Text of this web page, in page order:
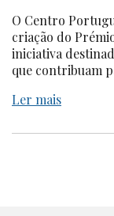
O Centro
criação do
iniciativa
que contribuam
Ler mais